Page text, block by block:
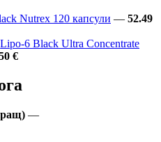
Nutrex 120 капсули — 52.49
Lipo-6 Black Ultra Concentrate
€
—